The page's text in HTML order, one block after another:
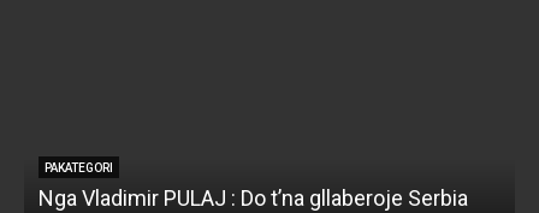
PAKATEGORI
Nga Vladimir PULAJ : Do t’na gllaberoje Serbia